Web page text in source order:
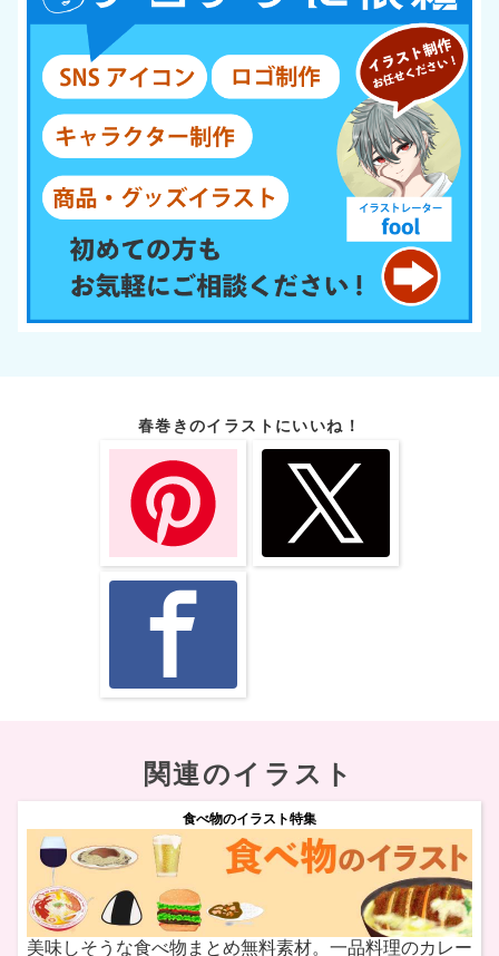
春巻きのイラストにいいね！
関連のイラスト
食べ物のイラスト特集
美味しそうな食べ物まとめ無料素材。一品料理のカレー